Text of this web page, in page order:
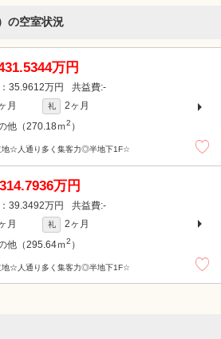
の空室状況
万円
35.9612万円 -
月 礼
2ヶ月
他（270.18ｍ2 ）
地☆人通り多く集客力◎半地下1F☆
314.7936万円
39.3492万円 -
月 礼
2ヶ月
他（295.64ｍ2 ）
地☆人通り多く集客力◎半地下1F☆